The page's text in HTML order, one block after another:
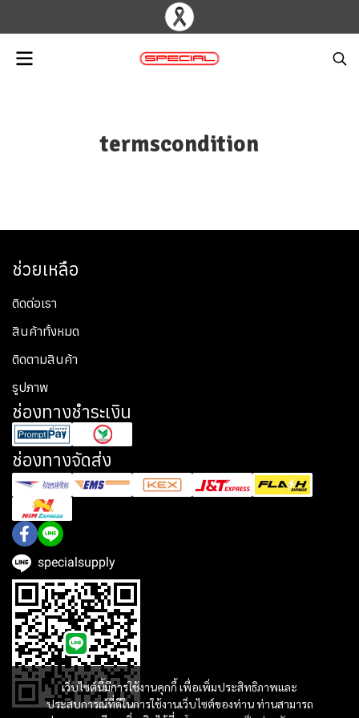
termscondition
เว็บไซต์นี้มีการใช้งานคุกกี้ เพื่อเพิ่มประสิทธิภาพและ
ประสบการณ์ที่ดีในการใช้งานเว็บไซต์ของท่าน ท่านสามารถ
ช่วยเหลือ
ติดต่อเรา
สินค้าทั้งหมด
ติดตามสินค้า
รูปภาพ
ช่องทางชำระเงิน
ช่องทางจัดส่ง
specialsupply